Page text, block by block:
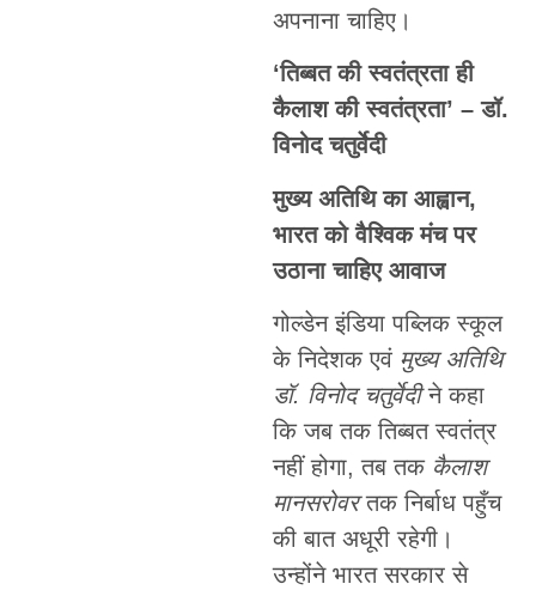
अपनाना चाहिए।
‘तिब्बत की स्वतंत्रता ही
कैलाश की स्वतंत्रता’ – डॉ.
विनोद चतुर्वेदी
मुख्य अतिथि का आह्वान,
भारत को वैश्विक मंच पर
उठाना चाहिए आवाज
गोल्डेन इंडिया पब्लिक स्कूल
के निदेशक एवं मुख्य अतिथि
डॉ. विनोद चतुर्वेदीने कहा
कि जब तक तिब्बत स्वतंत्र
नहीं होगा, तब तक कैलाश
मानसरोवरतक निर्बाध पहुँच
की बात अधूरी रहेगी।
उन्होंने भारत सरकार से